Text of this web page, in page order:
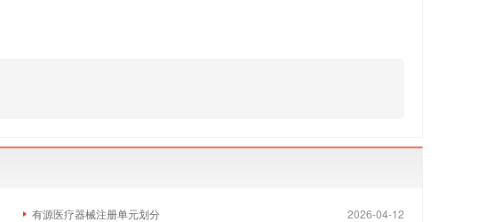
2026-04-12
有源医疗器械注册单元划分